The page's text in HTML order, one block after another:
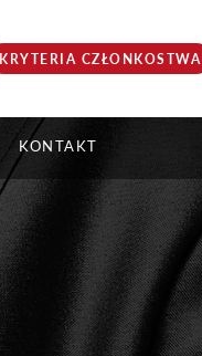
KRYTERIA CZŁONKOSTWA
KONTAKT